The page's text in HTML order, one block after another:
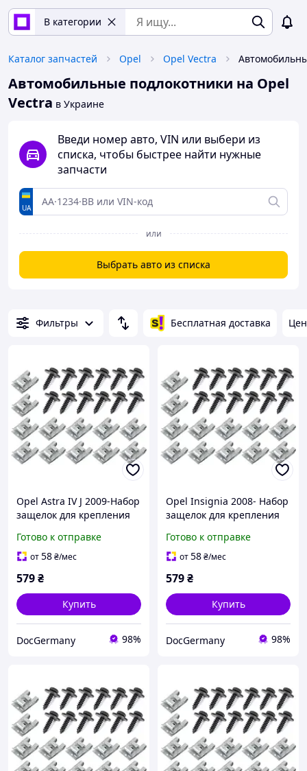
В категории
Каталог запчастей Opel Opel Vectra
Автомобильные подлокотники на Opel
Vectra в Украине
Введи номер авто, VIN или выбери из
списка, чтобы быстрее найти нужные
запчасти
UA
или
Выбрать авто из списка
Фильтры Бесплатная доставка
Opel Astra IV J 2009-Набор
защелок для крепления
комплектект, арт. DA-
15331
Готово к отправке
от58₴/мес
579₴
Купить
DocGermany 98%
Opel Insignia 2008- Набор
защелок для крепления
комплектект, арт. DA-
15335
Готово к отправке
от58₴/мес
579₴
Купить
DocGermany 98%